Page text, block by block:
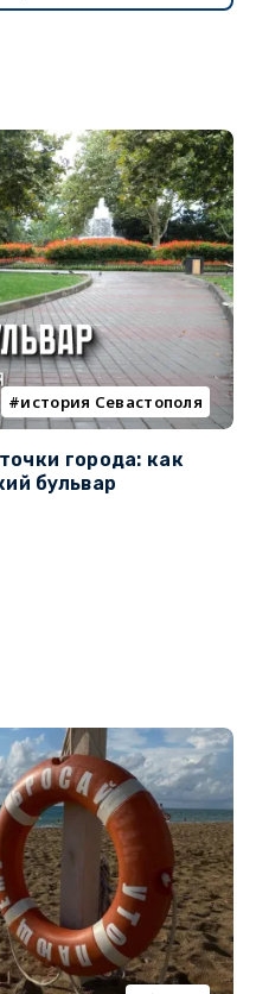
история Севастополя
города: как
бульвар